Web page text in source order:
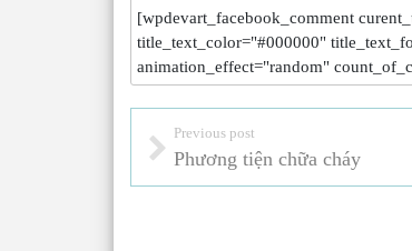
[wpdevart_facebook_comment
title_text_color="#000000"
animation_effect="random"
Previous post
Phương tiện chữa cháy